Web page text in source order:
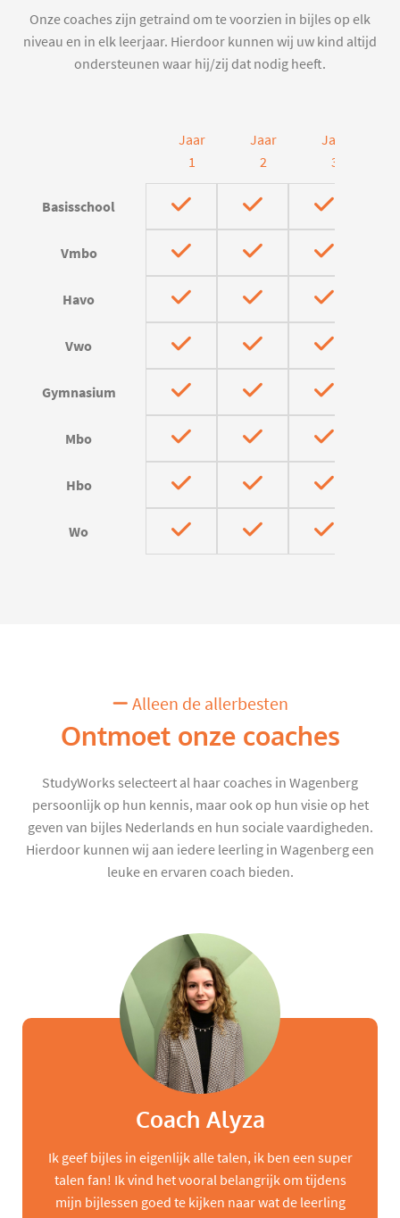
Onze coaches zijn getraind om te voorzien in bijles op elk
niveau en in elk leerjaar. Hierdoor kunnen wij uw kind altijd
ondersteunen waar hij/zij dat nodig heeft.
Jaar
1
Jaar
2
Jaar
3
Basisschool
Vmbo
Havo
Vwo
Gymnasium
Mbo
Hbo
Wo
Alleen de allerbesten
Ontmoet onze coaches
StudyWorks selecteert al haar coaches in Wagenberg
persoonlijk op hun kennis, maar ook op hun visie op het
geven van bijles Nederlands en hun sociale vaardigheden.
Hierdoor kunnen wij aan iedere leerling in Wagenberg een
leuke en ervaren coach bieden.
Coach Alyza
Ik geef bijles in eigenlijk alle talen, ik ben een super
talen fan! Ik vind het vooral belangrijk om tijdens
mijn bijlessen goed te kijken naar wat de leerling